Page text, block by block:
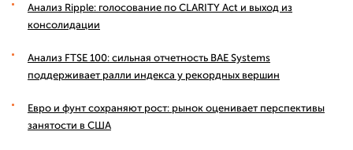
Анализ Ripple: голосование по CLARITY Act и выход из
консолидации
Анализ FTSE 100: сильная отчетность BAE Systems
поддерживает ралли индекса у рекордных вершин
Евро и фунт сохраняют рост: рынок оценивает перспективы
занятости в США